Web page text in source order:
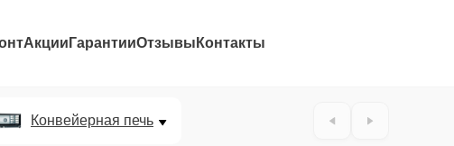
Акции ГарантииОтзывы Контакты
Конвейерная печь